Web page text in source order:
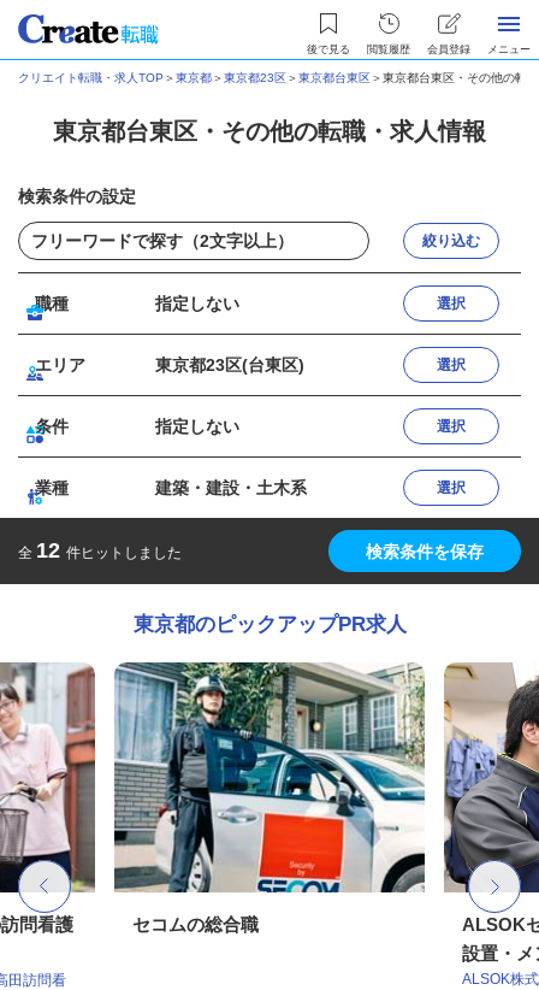
後で見る 閲覧履歴 会員登録 メニュー
クリエイト転職・求人TOP ＞東京都＞東京都23区＞東京都台東区＞東京都台東区・その他の転
東京都台東区・その他の転職・求人情報
検索条件の設定
絞り込む
職種 指定しない 選択
エリア 東京都23区(台東区) 選択
条件 指定しない 選択
業種 建築・建設・土木系 選択
全 12 件ヒットしました 検索条件を保存
東京都のピックアップPR求人
問看護
田訪問看
セコムの総合職
ALSOK
設置・メ
ALSOK株